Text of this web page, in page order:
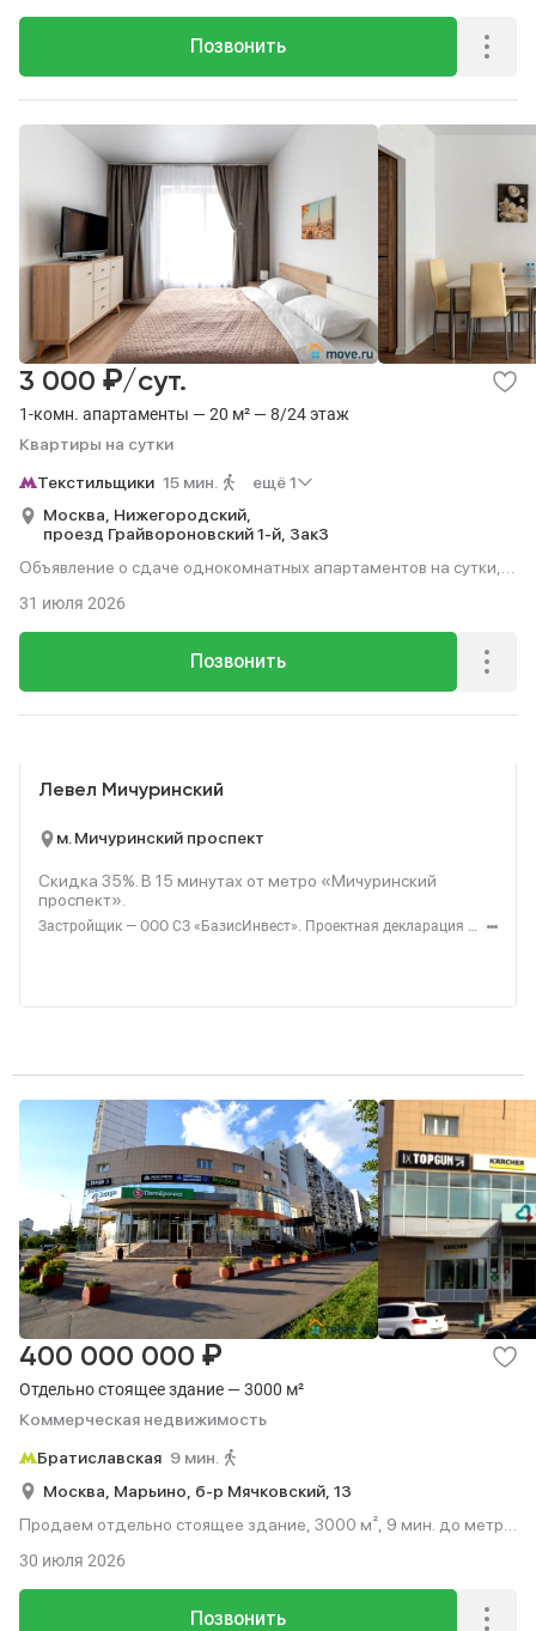
Позвонить
1-комн. апартаменты — 20 м² — 8/24 этаж
Квартиры на сутки
3 000 ₽/сут.
Текстильщики 15 мин.
ещё 1
Москва, Нижегородский,
проезд Грайвороновский 1-й, 3ак3
Объявление о сдаче однокомнатных апартаментов на сутки,
Позвонить
31 июля 2026
Левел Мичуринский
м. Мичуринский проспект
Скидка 35%. В 15 минутах от метро «Мичуринский
проспект».
Застройщик — ООО СЗ «БазисИнвест». Проектная декларация — наш.дом.рф. Акция до 31.08.2026. Не оферта. Подробности — level.ru
Отдельно стоящее здание — 3000 м²
Коммерческая недвижимость
400 000 000 ₽
Братиславская 9 мин.
Москва, Марьино, б-р Мячковский, 13
Продаем отдельно стоящее здание, 3000 м², 9 мин. до метро
Позвонить
30 июля 2026